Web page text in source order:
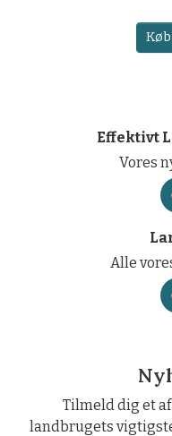
Effektivt
Vores
Alle
Tilmeld dig et
landbrugets